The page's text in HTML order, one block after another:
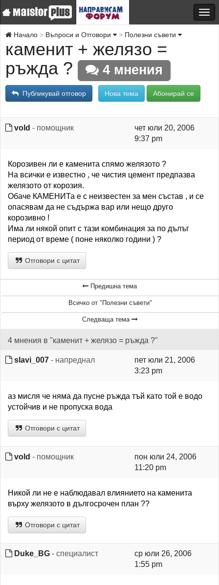
Начало Въпроси и Отговори Полезни съвети
каменит + желязо =
ръжда ?
4 мнения
Публикувай отговор Нова тема Абонирай се
vold - помощник
чет юли 20, 2006
9:37 pm
Корозивен ли е каменита спямо желязото ?
На всички е известно , че чистия цемент предпазва
желязото от корозия.
Обаче КАМЕНИТа е с неизвестен за мен състав , и се
опасявам да не съдържа вар или нещо друго
корозивно !
Има ли някой опит с тази комбинация за по дълъг
период от време ( поне няколко години ) ?
Отговори с цитат
Предишна тема
Всичко от "Полезни съвети"
Следваща тема
4 мнения в "каменит + желязо = ръжда ?"
slavi_007 - напреднал
пет юли 21, 2006
3:23 pm
аз мисля че няма да пусне ръжда тъй като той е водо
устойчив и не пропуска вода
Отговори с цитат
vold - помощник
пон юли 24, 2006
11:20 pm
Никой ли не е наблюдавал влиянието на каменита
върху желязото в дългосрочен план ??
Отговори с цитат
Duke_BG - специалист
ср юли 26, 2006
1:55 pm